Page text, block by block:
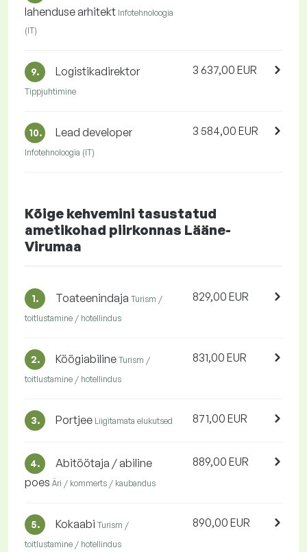
lahenduse arhitekt Infotehnoloogia
(IT)
9. Logistikadirektor
Tippjuhtimine
3 637,00 EUR
10. Lead developer
Infotehnoloogia (IT)
3 584,00 EUR
Kõige kehvemini tasustatud
ametikohad piirkonnas Lääne-
Virumaa
1. Toateenindaja Turism /
toitlustamine / hotellindus
829,00 EUR
2. Köögiabiline Turism /
toitlustamine / hotellindus
831,00 EUR
3. Portjee Liigitamata elukutsed 871,00 EUR
4.
Abitöötaja / abiline
poes Äri / kommerts / kaubandus
889,00 EUR
5. Kokaabi Turism /
toitlustamine / hotellindus
890,00 EUR